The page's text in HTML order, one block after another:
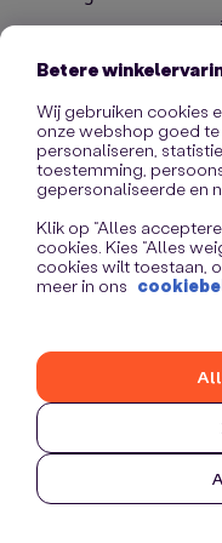
Betere
Wij gebruiken cookies
onze webshop goed
personaliseren,
toestemming,
gepersonaliseerde en
Klik op “Alles
cookies. Kies “Alles
cookies wilt toestaan,
meer in ons